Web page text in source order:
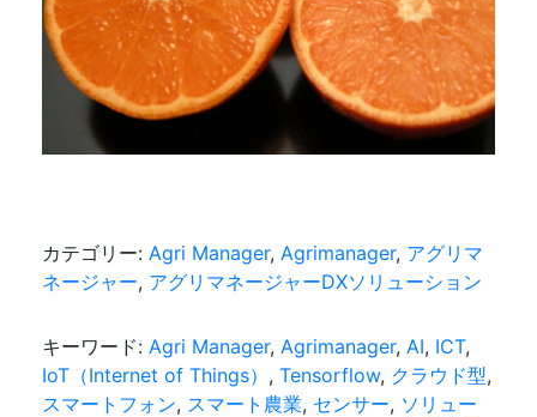
カテゴリー: Agri Manager, Agrimanager, アグリマ
ネージャー, アグリマネージャーDXソリューション
キーワード: Agri Manager, Agrimanager, AI, ICT,
IoT（Internet of Things） , Tensorflow, クラウド型,
スマートフォン, スマート農業, センサー, ソリュー